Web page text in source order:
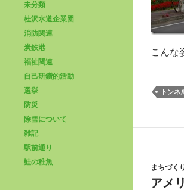
こんな
トンネ
まちづく
アメ
未分類
桂沢水道企業団
消防関連
炭鉄港
福祉関連
自己研鑽的活動
選挙
防災
除雪について
雑記
駅前通り
鮭の稚魚